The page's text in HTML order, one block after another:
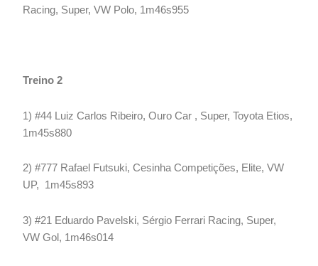
Racing, Super, VW Polo, 1m46s955
Treino 2
1) #44 Luiz Carlos Ribeiro, Ouro Car , Super, Toyota Etios,
1m45s880
2) #777 Rafael Futsuki, Cesinha Competições, Elite, VW
UP, 1m45s893
3) #21 Eduardo Pavelski, Sérgio Ferrari Racing, Super,
VW Gol, 1m46s014